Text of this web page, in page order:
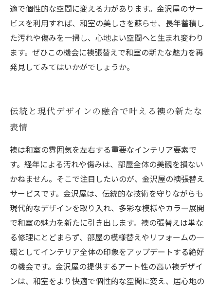
適で個性的な空間に変える力があります。金沢屋のサー
ビスを利用すれば、和室の美しさを蘇らせ、長年蓄積し
た汚れや傷みを一掃し、心地よい空間へと生まれ変わり
ます。ぜひこの機会に襖張替えで和室の新たな魅力を再
発見してみてはいかがでしょうか。
伝統と現代デザインの融合で叶える襖の新たな
表情
襖は和室の雰囲気を左右する重要なインテリア要素で
す。経年による汚れや傷みは、部屋全体の美観を損ない
かねません。そこで注目したいのが、金沢屋の襖張替え
サービスです。金沢屋は、伝統的な技術を守りながらも
現代的なデザインを取り入れ、多彩な模様やカラー展開
で和室の魅力を新たに引き出します。襖の張替えは単な
る修理にとどまらず、部屋の模様替えやリフォームの一
環としてインテリア全体の印象をアップデートする絶好
の機会です。金沢屋の提供するアート性の高い襖デザイ
ンは、和室をより快適で個性的な空間に変え、居心地の